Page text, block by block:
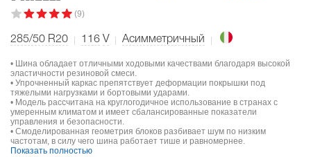
(9)
285/50 R20 116 V Асимметричный
• Шина обладает отличными ходовыми качествами благодаря высокой
эластичности резиновой смеси.
• Упрочненный каркас препятствует деформации покрышки под
тяжелыми нагрузками и бортовыми ударами.
• Модель рассчитана на круглогодичное использование в странах с
умеренным климатом и имеет сбалансированные показатели
управления и безопасности.
• Смоделированная геометрия блоков разбивает шум по низким
частотам, в силу чего шина работает тише и равномернее.
Показать полностью